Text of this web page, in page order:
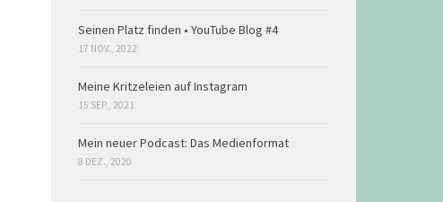
Seinen Platz finden • YouTube Blog #4
17 NOV., 2022
Meine Kritzeleien auf Instagram
15 SEP., 2021
Mein neuer Podcast: Das Medienformat
8 DEZ., 2020